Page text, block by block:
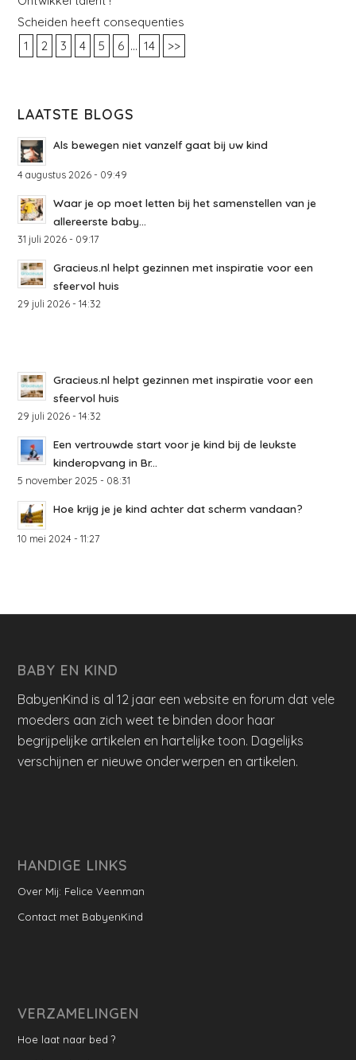
Scheiden heeft consequenties
1
2 3 4 5 6 ... 14 >>
LAATSTE BLOGS
Als bewegen niet vanzelf gaat bij uw kind
4 augustus 2026 - 09:49
Waar je op moet letten bij het samenstellen van je
allereerste baby...
31 juli 2026 - 09:17
Gracieus.nl helpt gezinnen met inspiratie voor een
sfeervol huis
29 juli 2026 - 14:32
Gracieus.nl helpt gezinnen met inspiratie voor een
sfeervol huis
29 juli 2026 - 14:32
Een vertrouwde start voor je kind bij de leukste
kinderopvang in Br...
5 november 2025 - 08:31
Hoe krijg je je kind achter dat scherm vandaan?
10 mei 2024 - 11:27
BABY EN KIND
BabyenKind is al 12 jaar een website en forum dat vele
moeders aan zich weet te binden door haar
begrijpelijke artikelen en hartelijke toon. Dagelijks
verschijnen er nieuwe onderwerpen en artikelen.
HANDIGE LINKS
Over Mij: Felice Veenman
Contact met BabyenKind
VERZAMELINGEN
Hoe laat naar bed ?